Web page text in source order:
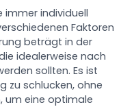
immer individuell
Faktoren
beträgt in der
idealerweise nach
sollten. Es ist
zu schlucken, ohne
um eine optimale